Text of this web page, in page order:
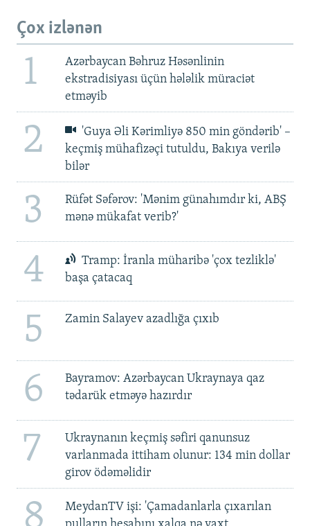
Çox izlənən
1
Azərbaycan Bəhruz Həsənlinin
ekstradisiyası üçün hələlik müraciət
etməyib
2
'Guya Əli Kərimliyə 850 min göndərib' –
keçmiş mühafizəçi tutuldu, Bakıya verilə
bilər
3
Rüfət Səfərov: 'Mənim günahımdır ki, ABŞ
mənə mükafat verib?'
4
Tramp: İranla müharibə 'çox tezliklə'
başa çatacaq
5 Zamin Salayev azadlığa çıxıb
6
Bayramov: Azərbaycan Ukraynaya qaz
tədarük etməyə hazırdır
7
Ukraynanın keçmiş səfiri qanunsuz
varlanmada ittiham olunur: 134 min dollar
girov ödəməlidir
MeydanTV işi: 'Çamadanlarla çıxarılan